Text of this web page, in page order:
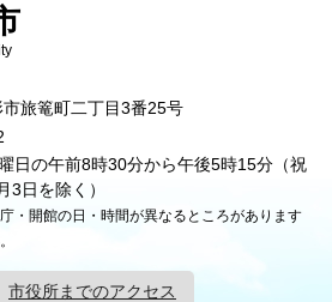
旅篭町二丁目3番25号
日の午前8時30分から午後5時15分（祝
3日を除く）
・開館の日・時間が異なるところがあります
市役所までのアクセス